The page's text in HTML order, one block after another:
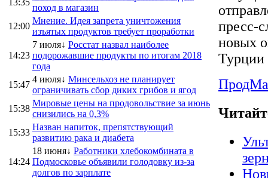
поход в магазин
12:00
Мнение. Идея запрета уничтожения
изъятых продуктов требует проработки
14:23
7 июля↓ Росстат назвал наиболее
подорожавшие продукты по итогам 2018
года
15:47
4 июля↓ Минсельхоз не планирует
ограничивать сбор диких грибов и ягод
15:38
Мировые цены на продовольствие за июнь
снизились на 0,3%
15:33
Назван напиток, препятствующий
развитию рака и диабета
14:24
18 июня↓ Работники хлебокомбината в
Подмосковье объявили голодовку из-за
долгов по зарплате
пресс-
новых
Турции